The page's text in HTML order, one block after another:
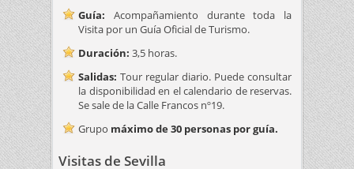
Guía: Acompañamiento durante toda la
Visita por un Guía Oficial de Turismo.
Duración: 3,5 horas.
Salidas: Tour regular diario. Puede consultar
la disponibilidad en el calendario de reservas.
Se sale de la Calle Francos nº19.
Grupo máximo de 30 personas por guía.
Visitas de Sevilla